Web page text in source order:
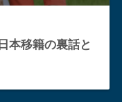
本移籍の裏話と